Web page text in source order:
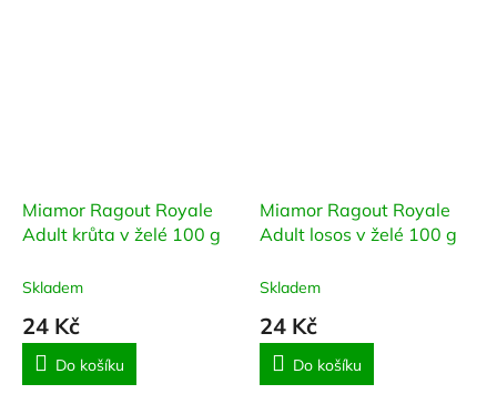
Miamor Ragout Royale
Adult krůta v želé 100 g
Skladem
24 Kč
Do košíku
Miamor Ragout Royale
Adult losos v želé 100 g
Skladem
24 Kč
Do košíku